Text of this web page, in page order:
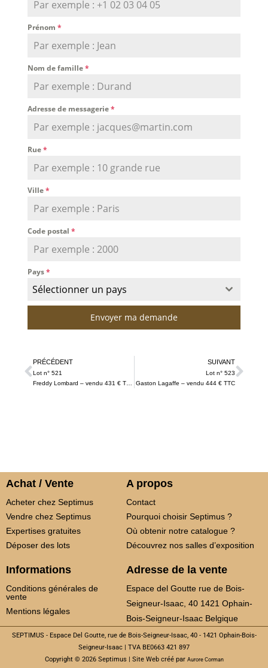
Prénom *
Nom de famille*
Adresse de messagerie*
Rue*
Ville*
Code postal *
Pays*
Sélectionner un pays
Envoyer ma demande
PRÉCÉDENT
Lot n° 521
Freddy Lombard – vendu 431 € TTC
SUIVANT
Lot n° 523
Gaston Lagaffe – vendu 444 € TTC
Achat / Vente
Acheter chez Septimus
Vendre chez Septimus
Expertises gratuites
Déposer des lots
A propos
Contact
Pourquoi choisir Septimus ?
Où obtenir notre catalogue ?
Découvrez nos salles d’exposition
Informations
Conditions générales de
vente
Mentions légales
Adresse de la vente
Espace del Goutte rue de Bois-
Seigneur-Isaac, 40 1421 Ophain-
Bois-Seigneur-Isaac Belgique
SEPTIMUS - Espace Del Goutte, rue de Bois-Seigneur-Isaac, 40 - 1421 Ophain-Bois-
Seigneur-Isaac | TVA BE0663 421 897
Copyright © 2026 Septimus | Site Web créé par Aurore Corman